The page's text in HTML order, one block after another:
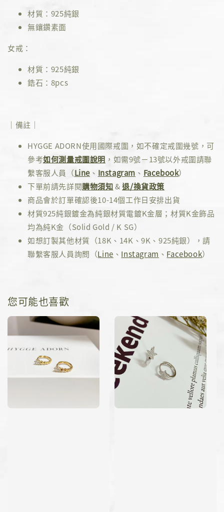
材質：925純銀
無鑲鑽素面
女戒：
材質：925純銀
鋯石：8pcs
｜備註｜
HYGGE ADORN使用國際戒圍，如不確定戒圍幾號，可
參考如何測量戒圍說明 ，如需9號－13號以外戒圍請聯
繫客服人員（Line 、 Instagram 、 Facebook）
下單前請先詳閱購物須知&退/換貨政策
商品會於訂單確認後10-14個工作日安排出貨
材質925純銀鍍金為純銀材質電鍍K金層；材質K金飾品
均為純K金（Solid Gold / K SG）
如想訂製其他材質（18K、14K、9K、925純銀），請
聯繫客服人員詢問（Line 、 Instagram 、 Facebook）
您可能也喜歡